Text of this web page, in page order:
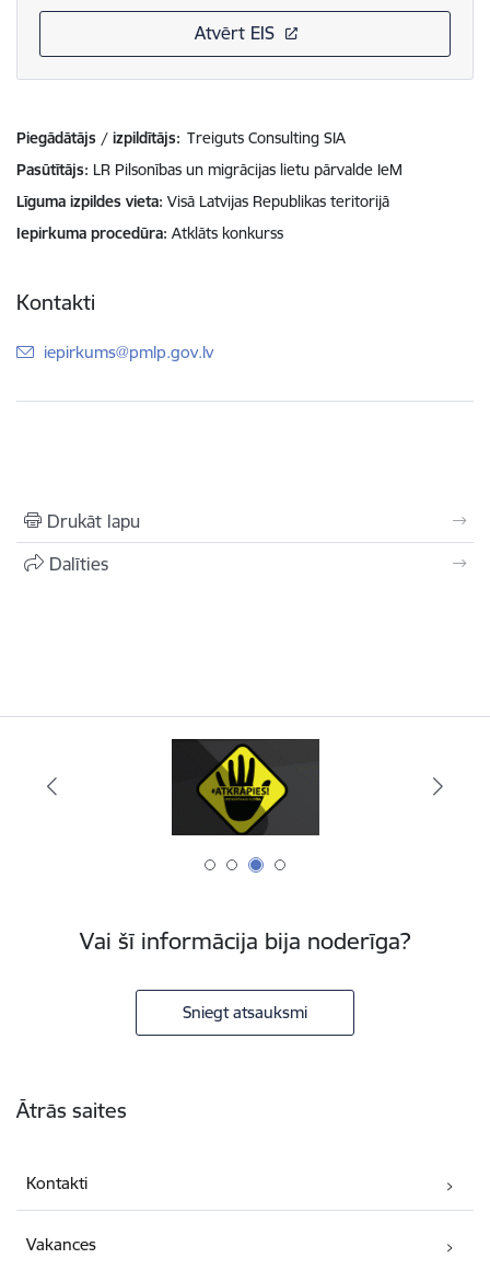
Atvērt EIS
Piegādātājs / izpildītājs: Treiguts Consulting SIA
Pasūtītājs LR Pilsonības un migrācijas lietu pārvalde IeM
Līguma izpildes vieta Visā Latvijas Republikas teritorijā
Iepirkuma procedūra Atklāts konkurss
Kontakti
E-pasts:
iepirkums@pmlp.gov.lv
Drukāt lapu
Dalīties
Vai šī informācija bija noderīga?
Sniegt atsauksmi
Ātrās saites
Kontakti
Vakances